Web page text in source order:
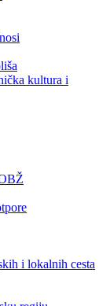
kultura i
i lokalnih cesta